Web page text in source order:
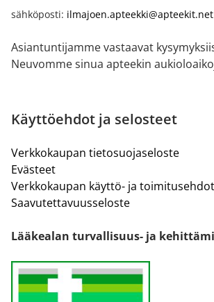
sähköposti: ilmajoen.apteekki@apteekit.net
Asiantuntijamme vastaavat
Neuvomme sinua apteekin
Käyttöehdot ja selosteet
Verkkokaupan tietosuojaseloste
Evästeet
Verkkokaupan käyttö- ja toimitusehdot
Saavutettavuusseloste
Lääkealan turvallisuus- ja